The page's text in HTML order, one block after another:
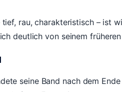
tief, rau, charakteristisch – ist
deutlich von seinem
seine Band nach dem